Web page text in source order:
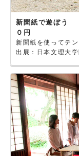
新聞紙で遊ぼう
０円
新聞紙を使ってテ
出展：日本文理大